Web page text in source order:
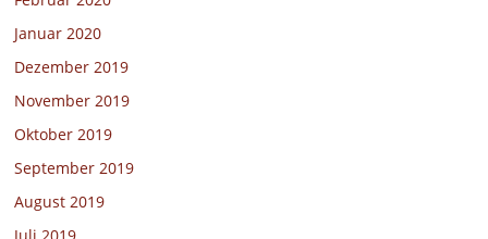
Januar 2020
Dezember 2019
November 2019
Oktober 2019
September 2019
August 2019